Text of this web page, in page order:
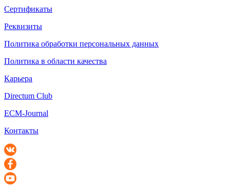
Сертификаты
Реквизиты
Политика обработки персональных данных
Политика в области качества
Карьера
Directum Club
ECM-Journal
Контакты